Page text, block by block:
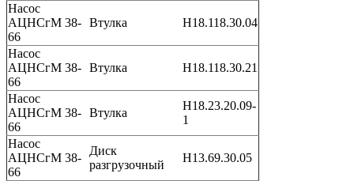
Насос
АЦНСгМ 38-
66
Втулка Н18.118.30.04
Насос
АЦНСгМ 38-
66
Втулка Н18.118.30.21
Насос
АЦНСгМ 38-
66
Втулка
Н18.23.20.09-
1
Насос
АЦНСгМ 38-
66
Диск
разгрузочный
Н13.69.30.05